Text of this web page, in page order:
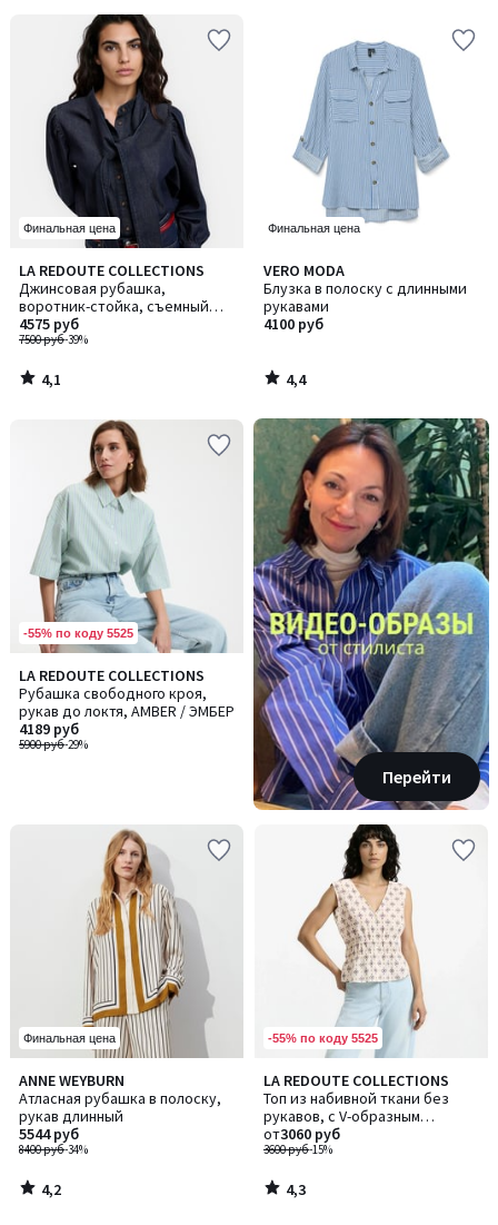
Финальная цена
LA REDOUTE COLLECTIONS
Джинсовая рубашка,
воротник-стойка, съемный
галстук-бант
7500 руб-39%
4575 руб
4,1
/ 5
4,1
/
Финальная цена
VERO MODA
Блузка в полоску с длинными
рукавами
4100 руб
4,4
/ 5
4,4
/
-55% по коду 5525
LA REDOUTE COLLECTIONS
Рубашка свободного кроя,
рукав до локтя, AMBER / ЭМБЕР
5900 руб-29%
4189 руб
Перейти
-
Финальная цена
ANNE WEYBURN
Атласная рубашка в полоску,
рукав длинный
8400 руб-34%
5544 руб
4,2
/ 5
4,2
/
-55% по коду 5525
LA REDOUTE COLLECTIONS
Топ из набивной ткани без
рукавов, с V-образным
вырезом
3600 руб-15%
от3060 руб
4,3
/ 5
4,3
/